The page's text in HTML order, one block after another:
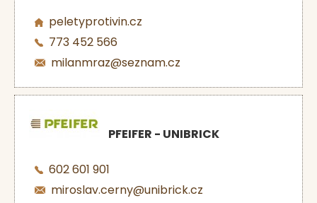
peletyprotivin.cz
773 452 566
milanmraz@seznam.cz
PFEIFER - UNIBRICK
602 601 901
miroslav.cerny@unibrick.cz